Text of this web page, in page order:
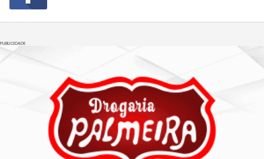
PUBLICIDADE